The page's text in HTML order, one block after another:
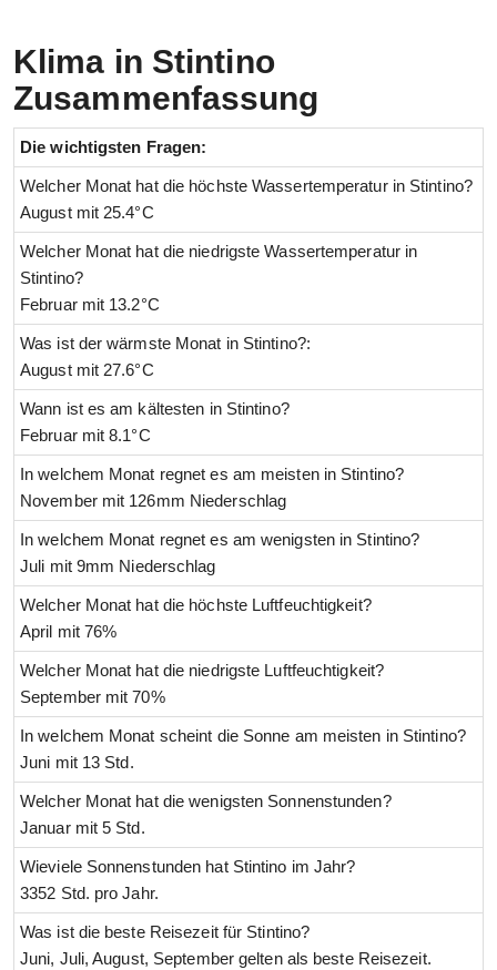
Klima in Stintino
Zusammenfassung
Die wichtigsten Fragen:
Welcher Monat hat die höchste Wassertemperatur in Stintino?
August mit 25.4°C
Welcher Monat hat die niedrigste Wassertemperatur in
Stintino?
Februar mit 13.2°C
Was ist der wärmste Monat in Stintino?:
August mit 27.6°C
Wann ist es am kältesten in Stintino?
Februar mit 8.1°C
In welchem Monat regnet es am meisten in Stintino?
November mit 126mm Niederschlag
In welchem Monat regnet es am wenigsten in Stintino?
Juli mit 9mm Niederschlag
Welcher Monat hat die höchste Luftfeuchtigkeit?
April mit 76%
Welcher Monat hat die niedrigste Luftfeuchtigkeit?
September mit 70%
In welchem Monat scheint die Sonne am meisten in Stintino?
Juni mit 13 Std.
Welcher Monat hat die wenigsten Sonnenstunden?
Januar mit 5 Std.
Wieviele Sonnenstunden hat Stintino im Jahr?
3352 Std. pro Jahr.
Was ist die beste Reisezeit für Stintino?
Juni, Juli, August, September gelten als beste Reisezeit.